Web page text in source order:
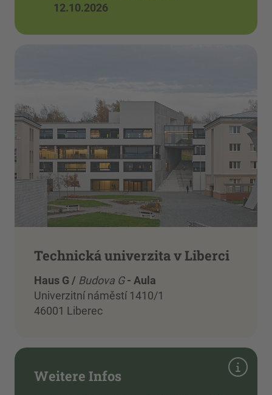
12.10.2026
Technická univerzita v Liberci
Haus G / Budova G- Aula
Univerzitní náměstí 1410/1
46001 Liberec
Weitere Infos